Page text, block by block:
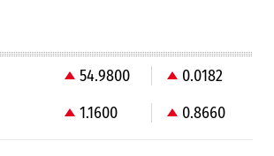
54.9800
0.0182
1.1600 0.8660